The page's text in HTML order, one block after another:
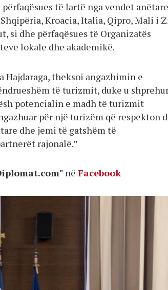
të lartë nga vendet
Kroacia, Italia, Qipro, Mali i
si dhe përfaqësues të Organizatës
lokale dhe akademikë.
Hajdaraga, theksoi angazhimin e
të turizmit, duke u
potencialin e madh të turizmit
për një turizëm që respekton
dhe jemi të gatshëm të
rajonalë.”
në Facebook